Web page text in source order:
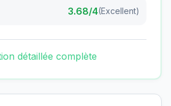
3.68/4(Excellent)
détaillée complète